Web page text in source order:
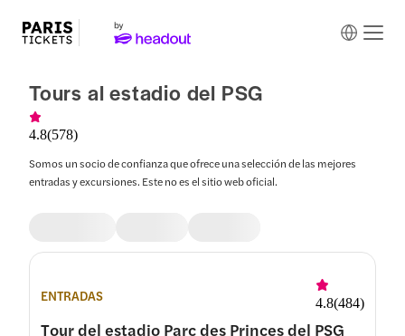
Tours al estadio del PSG
4.8(578)
Somos un socio de confianza que ofrece una selección de las mejores
entradas y excursiones. Este no es el sitio web oficial.
ENTRADAS 4.8(484)
Tour del estadio Parc des Princes del PSG